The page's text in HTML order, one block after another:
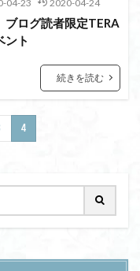
04-23 2020-04-24
ブログ読者限定TERA
ント
続きを読む
4